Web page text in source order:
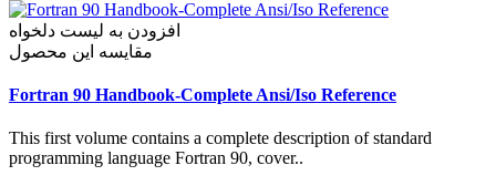
افزودن به لیست دلخواه
مقایسه این محصول
Fortran 90 Handbook-Complete Ansi/Iso Reference
This first volume contains a complete description of standard
programming language Fortran 90, cover..